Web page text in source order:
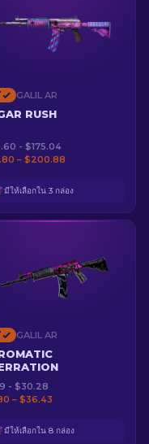
GALIL AR
RUSH
- $175.04
– $200.88
มีให้เลือกใน 3 กล่อง
GALIL AR
- $30.28
– $36.43
มีให้เลือกใน 8 กล่อง